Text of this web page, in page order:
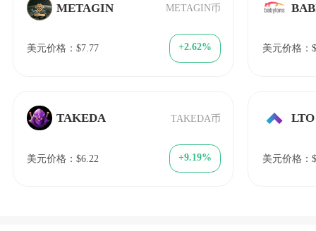
METAGIN METAGIN币
美元价格：$7.77 +2.62%
TAKEDA TAKEDA币
美元价格：$6.22 +9.19%
美元价格：
LTO
美元价格：